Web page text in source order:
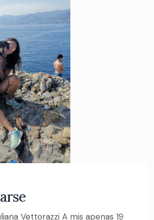
Vettorazzi A mis apenas 19